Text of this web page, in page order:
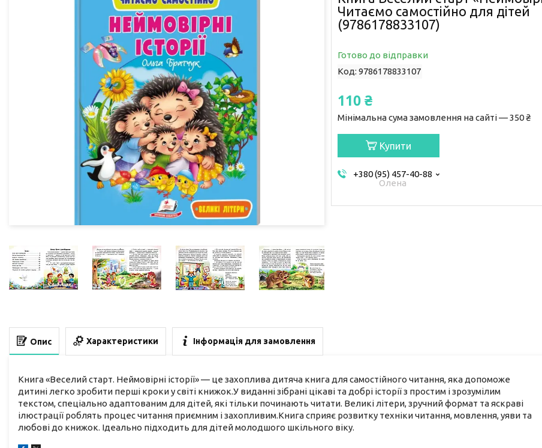
Читаємо самостійно для дітей
(9786178833107)
Готово до відправки
Код: 9786178833107
110 ₴
Мінімальна сума замовлення на сайті — 350 ₴
Купити
+380 (95) 457-40-88
Олена
Опис Характеристики Інформація для замовлення
Книга «Веселий старт. Неймовірні історії» — це захоплива дитяча книга для самостійного читання, яка допоможе
дитині легко зробити перші кроки у світі книжок.У виданні зібрані цікаві та добрі історії з простим і зрозумілим
текстом, спеціально адаптованим для дітей, які тільки починають читати. Великі літери, зручний формат та яскраві
ілюстрації роблять процес читання приємним і захопливим.Книга сприяє розвитку техніки читання, мовлення, уяви та
любові до книжок. Ідеально підходить для дітей молодшого шкільного віку.